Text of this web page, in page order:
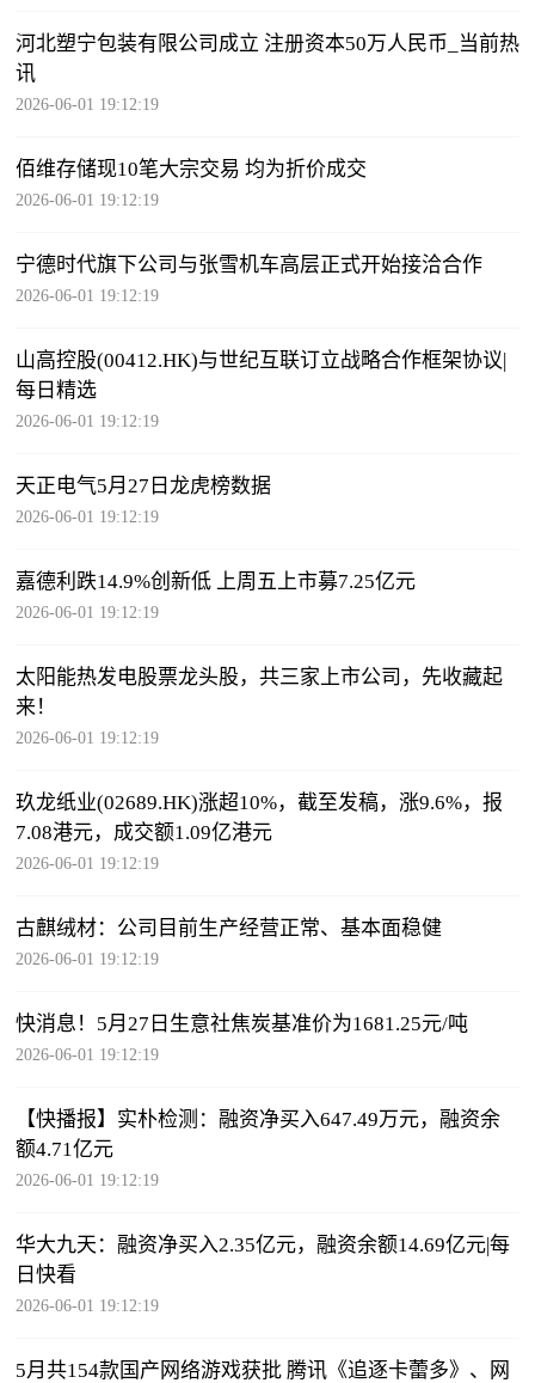
河北塑宁包装有限公司成立 注册资本50万人民币_当前热
讯
2026-06-01 19:12:19
佰维存储现10笔大宗交易 均为折价成交
2026-06-01 19:12:19
宁德时代旗下公司与张雪机车高层正式开始接洽合作
2026-06-01 19:12:19
山高控股(00412.HK)与世纪互联订立战略合作框架协议|
每日精选
2026-06-01 19:12:19
天正电气5月27日龙虎榜数据
2026-06-01 19:12:19
嘉德利跌14.9%创新低 上周五上市募7.25亿元
2026-06-01 19:12:19
太阳能热发电股票龙头股，共三家上市公司，先收藏起
来！
2026-06-01 19:12:19
玖龙纸业(02689.HK)涨超10%，截至发稿，涨9.6%，报
7.08港元，成交额1.09亿港元
2026-06-01 19:12:19
古麒绒材：公司目前生产经营正常、基本面稳健
2026-06-01 19:12:19
快消息！5月27日生意社焦炭基准价为1681.25元/吨
2026-06-01 19:12:19
【快播报】实朴检测：融资净买入647.49万元，融资余
额4.71亿元
2026-06-01 19:12:19
华大九天：融资净买入2.35亿元，融资余额14.69亿元|每
日快看
2026-06-01 19:12:19
5月共154款国产网络游戏获批 腾讯《追逐卡蕾多》、网